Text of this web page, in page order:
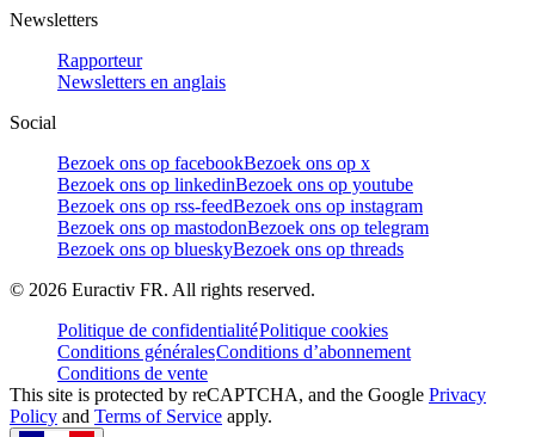
Newsletters
Rapporteur
Newsletters en anglais
Social
Bezoek ons op facebookBezoek ons op x
Bezoek ons op linkedinBezoek ons op youtube
Bezoek ons op rss-feedBezoek ons op instagram
Bezoek ons op mastodonBezoek ons op telegram
Bezoek ons op blueskyBezoek ons op threads
© 2026 Euractiv FR. All rights reserved.
Politique de confidentialitéPolitique cookies
Conditions généralesConditions d’abonnement
Conditions de vente
This site is protected by reCAPTCHA, and the Google Privacy
Policy and Terms of Service apply.